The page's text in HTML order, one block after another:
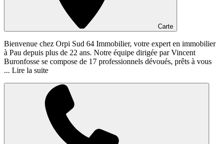
Carte
Bienvenue chez Orpi Sud 64 Immobilier, votre expert en immobilier
à Pau depuis plus de 22 ans. Notre équipe dirigée par Vincent
Buronfosse se compose de 17 professionnels dévoués, prêts à vous
... Lire la suite